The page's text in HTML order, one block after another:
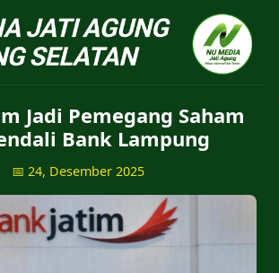
NU Jatiagung - Situs
Jadi Pemegang Saham
Bank Lampung
📅 24, Desember 2025